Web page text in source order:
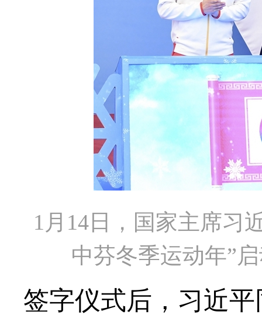
1月14日，国家主席习
中芬冬季运动年”
签字仪式后，习近